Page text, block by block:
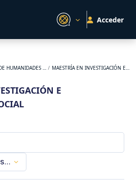
Acceder
ESCUELA DE HUMANIDADES Y ESTUDIOS SOCIALES MAESTRÍA EN INVESTIGACIÓN E INTERVENCIÓN SOCIAL
E
E INTERVENCIÓN SOCIAL